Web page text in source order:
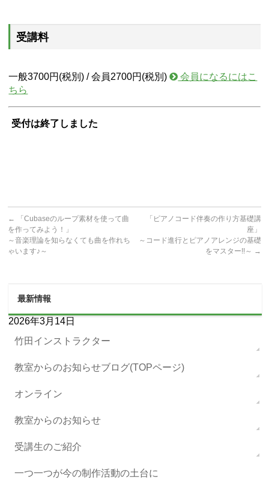
受講料
一般3700円(税別) / 会員2700円(税別)
会員になるにはこ
ちら
受付は終了しました
←
「Cubaseのループ素材を使って曲
を作ってみよう！」
～音楽理論を知らなくても曲を作れち
ゃいます♪～
「ピアノコード伴奏の作り方基礎講
座」
～コード進行とピアノアレンジの基礎
をマスター!!～ →
最新情報
2026年3月14日
竹田インストラクター
教室からのお知らせブログ(TOPページ)
オンライン
教室からのお知らせ
受講生のご紹介
一つ一つが今の制作活動の土台に